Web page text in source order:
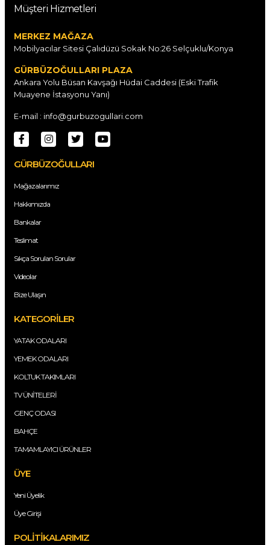
Müşteri Hizmetleri
MERKEZ MAĞAZA
Mobilyacılar Sitesi Çalıdüzü Sokak No:26 Selçuklu/Konya
GÜRBÜZOĞULLARI PLAZA
Ankara Yolu Büsan Kavşağı Hüdai Caddesi (Eski Trafik
Muayene İstasyonu Yanı)
E-mail : info@gurbuzogullari.com
GÜRBÜZOĞULLARI
Mağazalarımız
Hakkımızda
Bankalar
Teslimat
Sıkça Sorulan Sorular
Videolar
Bize Ulaşın
KATEGORİLER
YATAK ODALARI
YEMEK ODALARI
KOLTUK TAKIMLARI
TV ÜNİTELERİ
GENÇ ODASI
BAHÇE
TAMAMLAYICI ÜRÜNLER
ÜYE
Yeni Üyelik
Üye Girişi
POLİTİKALARIMIZ